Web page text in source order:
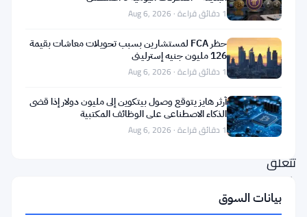
مهندس
برمجيات
في
جوجل،
الآن
اتهامات
فدرالية
تتعلق
بأرباح
مزعومة
1 دقائق قراءة · Aug 6, 2026
حظر FCA لمستشارين بسبب تحويلات معاشات بقيمة
126 مليون جنيه إسترليني
1 دقائق قراءة · Aug 6, 2026
آرثر هايز يتوقع وصول بيتكوين إلى مليون دولار إذا قضى
الذكاء الاصطناعي على الوظائف المكتبية
1 دقائق قراءة · Aug 6, 2026
بيانات السوق